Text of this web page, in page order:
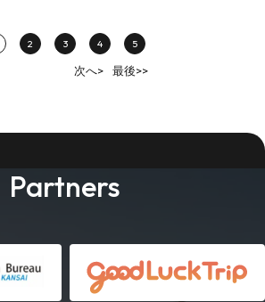
2 3 4 5
次へ> 最後>>
Partners